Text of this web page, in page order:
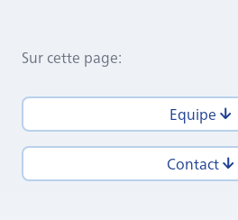
Sur cette page:
Equipe
Contact